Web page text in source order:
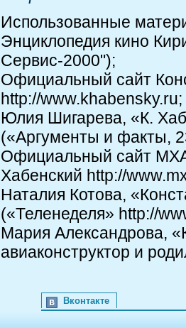
Использованные
Энциклопедия кино
Сервис-2000");
Официальный сайт
http://www.khabensky.ru;
Юлия Шигарева, «К.
(«Аргументы и факты,
Официальный сайт
Хабенский http://
Наталия Котова,
(«Теленеделя» http://
Мария Александрова,
авиаконструктор и
Вконтакте